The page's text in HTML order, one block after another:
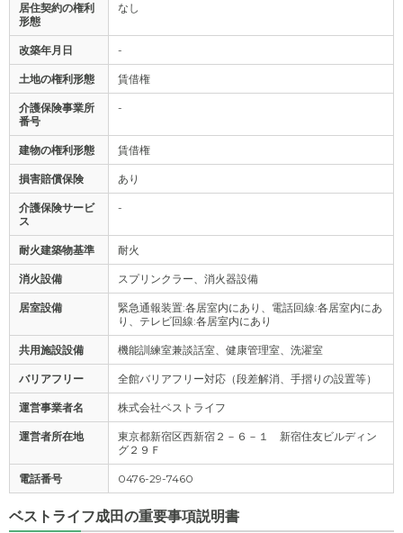
居住契約の権利
形態
なし
改築年月日 -
土地の権利形態 賃借権
介護保険事業所
番号
-
建物の権利形態 賃借権
損害賠償保険 あり
介護保険サービ
ス
-
耐火建築物基準 耐火
消火設備 スプリンクラー、消火器設備
居室設備
緊急通報装置:各居室内にあり、電話回線:各居室内にあ
り、テレビ回線:各居室内にあり
共用施設設備 機能訓練室兼談話室、健康管理室、洗濯室
バリアフリー 全館バリアフリー対応（段差解消、手摺りの設置等）
運営事業者名 株式会社ベストライフ
運営者所在地
東京都新宿区西新宿２－６－１ 新宿住友ビルディン
グ２９Ｆ
電話番号 0476-29-7460
ベストライフ成田の重要事項説明書